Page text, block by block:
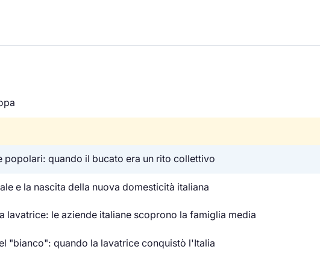
popolari: quando il bucato era un rito collettivo
e la nascita della nuova domesticità italiana
lavatrice: le aziende italiane scoprono la famiglia media
"bianco": quando la lavatrice conquistò l'Italia